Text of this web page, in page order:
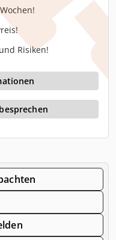
Risiken!